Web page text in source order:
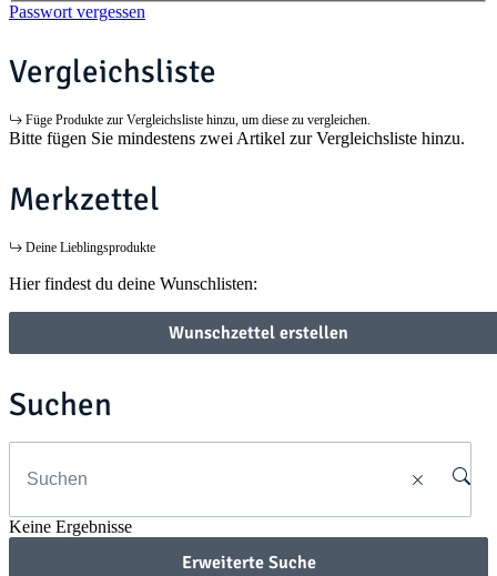
Passwort vergessen
Vergleichsliste
Füge Produkte zur Vergleichsliste hinzu, um diese zu vergleichen.
Bitte fügen Sie mindestens zwei Artikel zur Vergleichsliste hinzu.
Merkzettel
Deine Lieblingsprodukte
Hier findest du deine Wunschlisten:
Wunschzettel erstellen
Suchen
Keine Ergebnisse
Erweiterte Suche